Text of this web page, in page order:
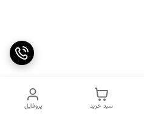
پروفایل سبد خرید